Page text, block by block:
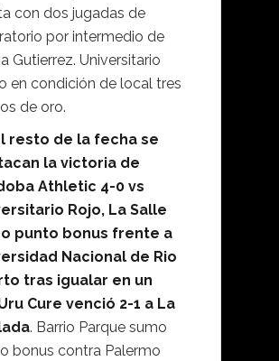
con dos jugadas de
por intermedio de
Gutierrez. Universitario
en condición de local tres
de oro.
resto de la fecha se
la victoria de
Athletic 4-0 vs
Rojo, La Salle
punto bonus frente a
Nacional de Rio
tras igualar en un
Cure venció 2-1 a La
. Barrio Parque sumo
bonus contra Palermo